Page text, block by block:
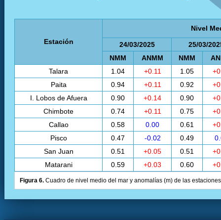
Estación
Nivel
24/03/2025
25/03/
NMM
ANMM NMM
Talara
1.04 +0.11 1.05
Paita
0.94 +0.11 0.92
I. Lobos de Afuera
0.90 +0.14 0.90
Chimbote
0.74 +0.11 0.75
Callao
0.58 0.00 0.61
Pisco
0.47 -0.02 0.49
San Juan
0.51 +0.05 0.51
Matarani
0.59 +0.03 0.60
Figura 6. Cuadro de nivel medio del mar y anomalías (m) de las